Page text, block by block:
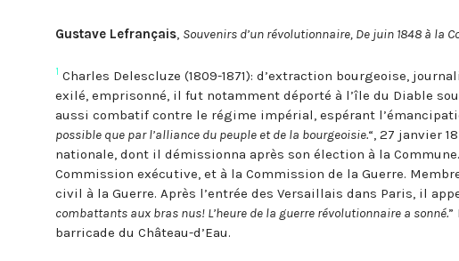
Gustave Lefrançais, Souvenirs d’un révolutionnaire, De juin 1848 à la
1 Charles Delescluze (1809-1871): d’extraction bourgeoise,
exilé, emprisonné, il fut notamment déporté à l’île du Diable
aussi combatif contre le régime impérial, espérant
possible que par l’alliance du peuple et de la bourgeoisie.“, 27 janvier
nationale, dont il démissionna après son élection à la
Commission exécutive, et à la Commission de la Guerre.
civil à la Guerre. Après l’entrée des Versaillais dans Paris, il
combattants aux bras nus! L’heure de la guerre révolutionnaire a sonné.
barricade du Château-d’Eau.